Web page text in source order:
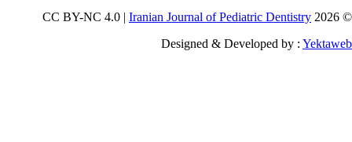
©
Iranian Journal of Pediatric Dentistry
Designed & Developed by :